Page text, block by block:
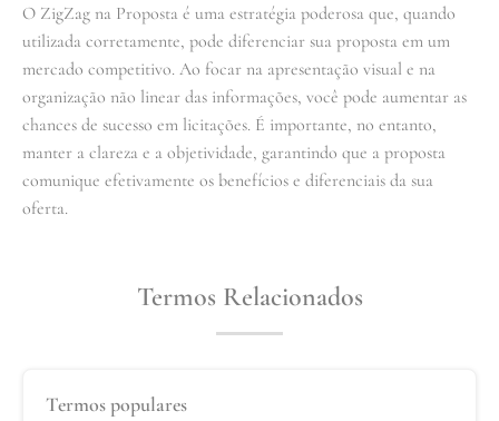
O ZigZag na Proposta é uma estratégia poderosa que, quando
utilizada corretamente, pode diferenciar sua proposta em um
mercado competitivo. Ao focar na apresentação visual e na
organização não linear das informações, você pode aumentar as
chances de sucesso em licitações. É importante, no entanto,
manter a clareza e a objetividade, garantindo que a proposta
comunique efetivamente os benefícios e diferenciais da sua
oferta.
Termos Relacionados
Termos populares